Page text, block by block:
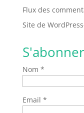
Flux des
Site de
Nom *
Email *